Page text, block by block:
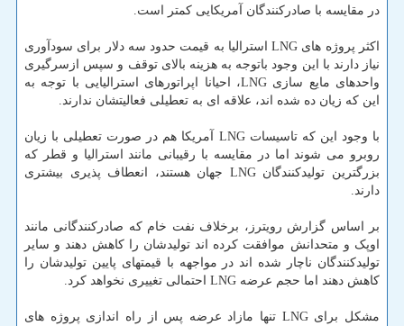
در مقایسه با صادرکنندگان آمریکایی کمتر است.
اکثر پروژه های LNG استرالیا به قیمت حدود سه دلار برای سودآوری
نیاز دارند با این وجود باتوجه به هزینه بالای توقف و سپس ازسرگیری
واحدهای مایع سازی LNG، احیانا اپراتورهای استرالیایی با توجه به
این که زیان ده شده اند، علاقه ای به تعطیلی فعالیتشان ندارند.
با وجود این که تاسیسات LNG آمریکا هم در صورت تعطیلی با زیان
روبرو می شوند اما در مقایسه با رقیبانی مانند استرالیا و قطر که
بزرگترین تولیدکنندگان LNG جهان هستند، انعطاف پذیری بیشتری
دارند.
بر اساس گزارش رویترز، برخلاف نفت خام که صادرکنندگانی مانند
اوپک و متحدانش موافقت کرده اند تولیدشان را کاهش دهند و سایر
تولیدکنندگان ناچار شده اند در مواجهه با قیمتهای پایین تولیدشان را
کاهش دهند اما حجم عرضه LNG احتمالی تغییری نخواهد کرد.
مشکل برای LNG تنها مازاد عرضه پس از راه اندازی پروژه های